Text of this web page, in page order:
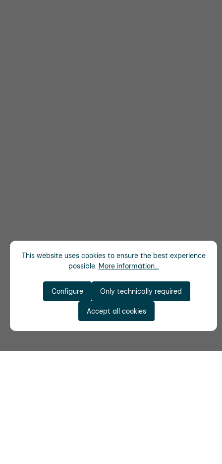
This website uses cookies to ensure the best experience
possible. More information...
Only technically required
Configure
Accept all cookies